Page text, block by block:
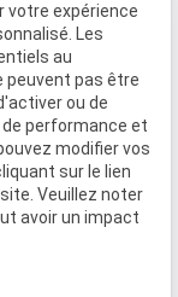
votre expérience
Les
au
peuvent pas être
ou de
performance et
modifier vos
sur le lien
Veuillez noter
avoir un impact